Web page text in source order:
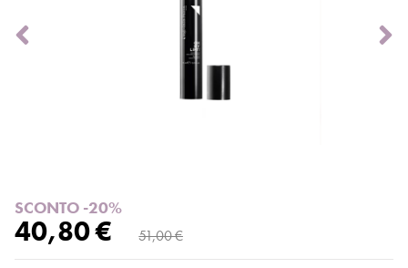
SCONTO -20%
40,80 € 51,00 €